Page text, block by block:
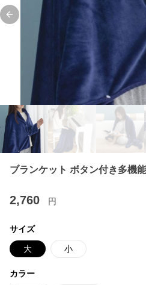
Previous slide
ブランケット ボタン付き多機
2,760 円
サイズ
大 小
カラー